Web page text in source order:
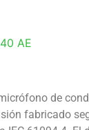
AE
de
fabricado